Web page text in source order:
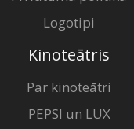
Logotipi
Kinoteātris
Par kinoteātri
PEPSI un LUX